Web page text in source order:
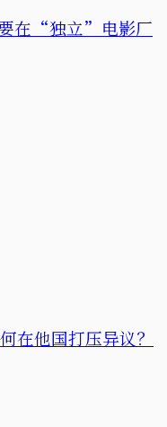
在“独立”电影厂
在他国打压异议？